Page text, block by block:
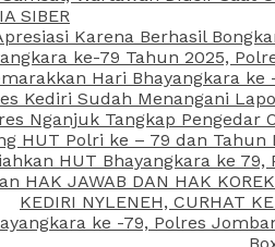
SIBER
Karena Berhasil
ke-79 Tahun 2025,
Hari Bhayangkara
Kediri Sudah Menangani
Nganjuk Tangkap Pengedar
HUT Polri ke – 79 dan
HUT Bhayangkara ke
HAK JAWAB DAN HAK
KEDIRI NYLENEH, CURHAT
ke -79, Polres